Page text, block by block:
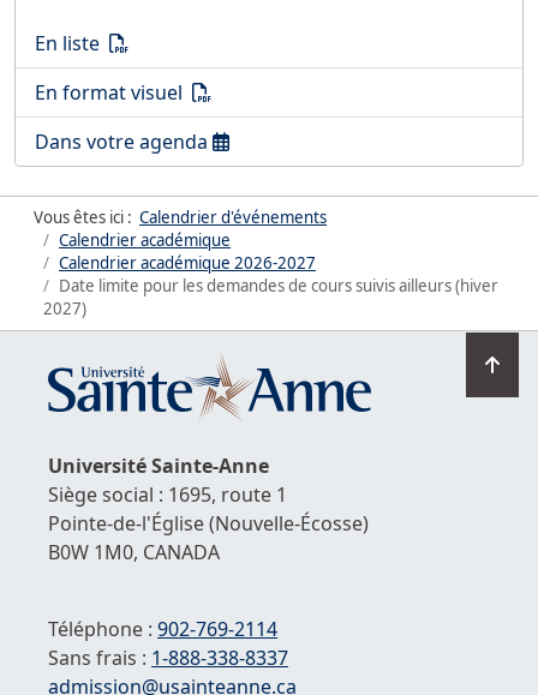
Télécharger le calendrier 2026-2027
En liste (PDF)
Télécharger le calendrier 2026-2027
En format visuel (PDF)
Ouvrir le calendrier 2026-2027
Dans votre agenda
Vous êtes ici : Calendrier d'événements
Calendrier académique
Calendrier académique 2026-2027
Date limite pour les demandes de cours suivis ailleurs (hiver
2027)
en
UniversitéSainte-Anne
Siège social : 1695, route 1
Pointe-de-l'Église(Nouvelle-Écosse)
B0W 1M0, CANADA
Téléphone : 902-769-2114
Sans frais : 1-888-338-8337
Courriel :
admission@usainteanne.ca